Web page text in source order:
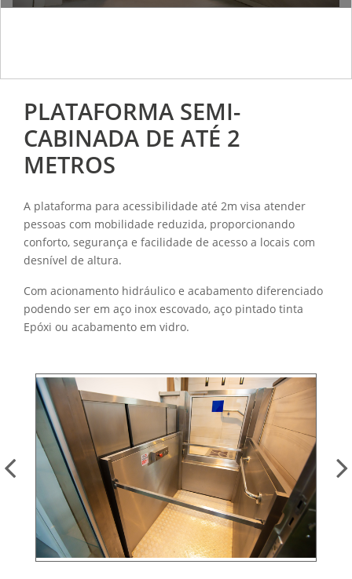
PLATAFORMA SEMI-
CABINADA DE ATÉ 2
METROS
A plataforma para acessibilidade até 2m visa atender
pessoas com mobilidade reduzida, proporcionando
conforto, segurança e facilidade de acesso a locais com
desnível de altura.
Com acionamento hidráulico e acabamento diferenciado
podendo ser em aço inox escovado, aço pintado tinta
Epóxi ou acabamento em vidro.